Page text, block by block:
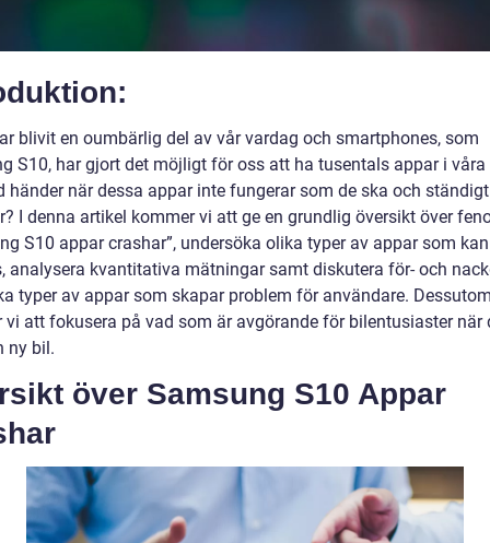
blivit en oumbärlig del av vår vardag och smartphones, som
S10, har gjort det möjligt för oss att ha tusentals appar i våra
händer när dessa appar inte fungerar som de ska och ständigt
I denna artikel kommer vi att ge en grundlig översikt över
S10 appar crashar”, undersöka olika typer av appar som kan
analysera kvantitativa mätningar samt diskutera för- och
typer av appar som skapar problem för användare.
vi att fokusera på vad som är avgörande för bilentusiaster när
ny bil.
över Samsung S10 Appar